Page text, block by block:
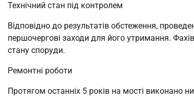
Технічний стан під контролем
Відповідно до результатів обстеження,
першочергові заходи для його утримання.
стану споруди.
Ремонтні роботи
Протягом останніх 5 років на мості виконано